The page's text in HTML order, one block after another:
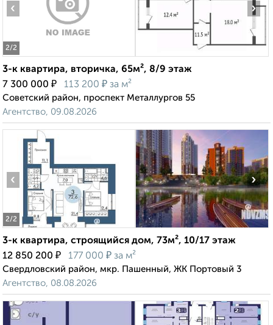
2/2
‹ ›
3-к квартира, вторичка, 65м², 8/9 этаж
7 300 000 ₽ 113 200 ₽ за м²
Советский район, проспект Металлургов 55
Агентство, 09.08.2026
2/2
‹ ›
3-к квартира, строящийся дом, 73м², 10/17 этаж
12 850 200 ₽ 177 000 ₽ за м²
Свердловский район, мкр. Пашенный, ЖК Портовый 3
Агентство, 08.08.2026